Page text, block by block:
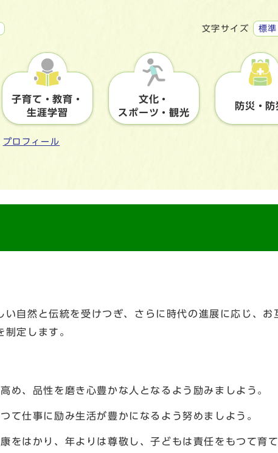
文字サイズ 標準
子育て・教育・
生涯学習
文化・
スポーツ・観光
防災・防
プロフィール
自然と伝統を受けつぎ、さらに時代の進展に応じ、お
定します。
め、品性を磨き心豊かな人となるよう励みましよう。
て仕事に励み生活が豊かになるよう努めましよう。
をはかり、年よりは尊敬し、子どもは責任をもつて育